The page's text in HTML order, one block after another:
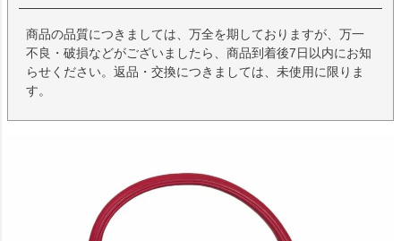
商品の品質につきましては、万全を期しておりますが、万一
不良・破損などがございましたら、商品到着後7日以内にお知
らせください。返品・交換につきましては、未使用に限りま
す。